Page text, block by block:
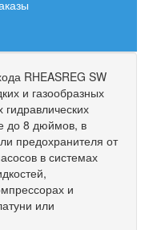
RHEASREG SW
и газообразных
до 8 дюймов, в
предохранителя от
в системах
и
или